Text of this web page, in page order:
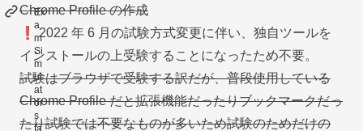
Chrome Profile の作成
❗ 2022 年 6 月の試験方式変更に伴い、独自ツールを
インストールの上受験することになったため不要。
試験はブラウザで受験する訳だが、普段使用している
Chrome Profile だと拡張機能だったりブックマークだっ
たり試験では不要なものが多いため試験のためだけの